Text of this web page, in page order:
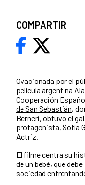
Ovacionada por el
película argentina
Cooperación
de San Sebastián,
Berneri, obtuvo el
protagonista, Sofía
Actriz.
El filme centra su
de un bebé, que
sociedad
COMPARTIR